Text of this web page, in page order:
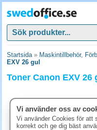
Startsida» Maskintillbehör,
EXV 26 gul
Toner Canon EXV 26
Vi använder oss av
Vi använder Cookies för att
korrekt och ge dig bäst